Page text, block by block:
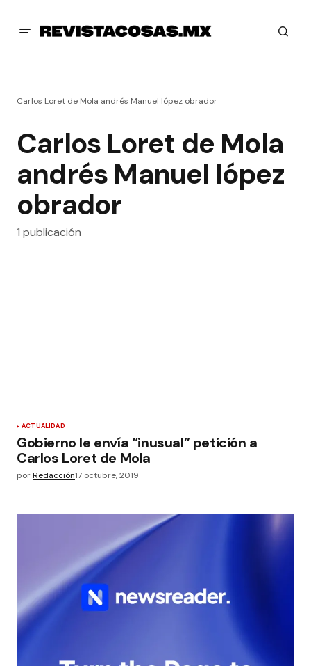
Carlos Loret de Mola andrés Manuel lópez obrador
Carlos Loret de Mola
andrés Manuel lópez
obrador
1 publicación
ACTUALIDAD
Gobierno le envía “inusual” petición a
Carlos Loret de Mola
porRedacción17 octubre, 2019